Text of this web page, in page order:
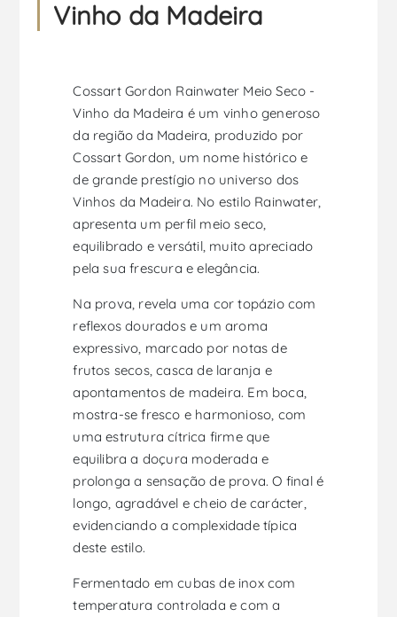
Vinho da Madeira
Cossart Gordon Rainwater Meio Seco -
Vinho da Madeira é um vinho generoso
da região da Madeira, produzido por
Cossart Gordon, um nome histórico e
de grande prestígio no universo dos
Vinhos da Madeira. No estilo Rainwater,
apresenta um perfil meio seco,
equilibrado e versátil, muito apreciado
pela sua frescura e elegância.
Na prova, revela uma cor topázio com
reflexos dourados e um aroma
expressivo, marcado por notas de
frutos secos, casca de laranja e
apontamentos de madeira. Em boca,
mostra-se fresco e harmonioso, com
uma estrutura cítrica firme que
equilibra a doçura moderada e
prolonga a sensação de prova. O final é
longo, agradável e cheio de carácter,
evidenciando a complexidade típica
deste estilo.
Fermentado em cubas de inox com
temperatura controlada e com a